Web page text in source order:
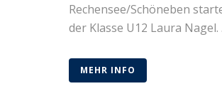
Rechensee/Schöneben
der Klasse U12 Laura Nagel.
MEHR INFO